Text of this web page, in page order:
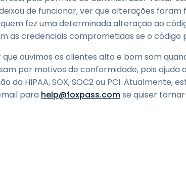
de funcionar, ver que alterações
fez uma determinada alteração ao
as credenciais comprometidas se o código
ouvimos os clientes alto e bom som
por motivos de conformidade, pois ajuda
da HIPAA, SOX, SOC2 ou PCI. Atualmente,
para help@foxpass.comse quiser